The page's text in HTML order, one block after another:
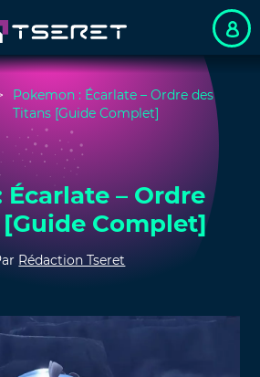
Pokemon : Écarlate – Ordre des
Titans [Guide Complet]
Écarlate – Ordre
Complet]
Rédaction Tseret